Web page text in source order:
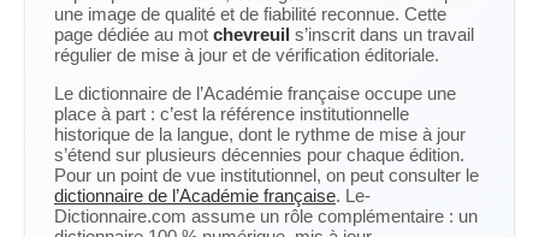
une image de qualité et de fiabilité reconnue. Cette
page dédiée au mot chevreuil s’inscrit dans un travail
régulier de mise à jour et de vérification éditoriale.
Le dictionnaire de l’Académie française occupe une
place à part : c’est la référence institutionnelle
historique de la langue, dont le rythme de mise à jour
s’étend sur plusieurs décennies pour chaque édition.
Pour un point de vue institutionnel, on peut consulter le
dictionnaire de l’Académie française. Le-
Dictionnaire.com assume un rôle complémentaire : un